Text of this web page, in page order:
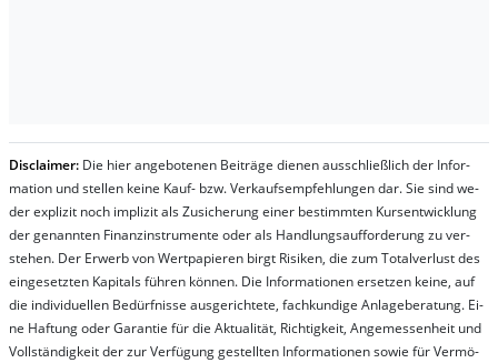
Dis­clai­mer: Die hier an­ge­bo­te­nen Bei­trä­ge die­nen aus­schließ­lich der In­for­
ma­t­ion und stel­len kei­ne Kauf- bzw. Ver­kaufs­em­pfeh­lung­en dar. Sie sind we­
der ex­pli­zit noch im­pli­zit als Zu­sich­er­ung ei­ner be­stim­mt­en Kurs­ent­wick­lung
der ge­nan­nt­en Fi­nanz­in­stru­men­te oder als Handl­ungs­auf­for­der­ung zu ver­
steh­en. Der Er­werb von Wert­pa­pier­en birgt Ri­si­ken, die zum To­tal­ver­lust des
ein­ge­setz­ten Ka­pi­tals füh­ren kön­nen. Die In­for­ma­tion­en er­setz­en kei­ne, auf
die in­di­vi­du­el­len Be­dür­fnis­se aus­ge­rich­te­te, fach­kun­di­ge An­la­ge­be­ra­tung. Ei­
ne Haf­tung oder Ga­ran­tie für die Ak­tu­ali­tät, Rich­tig­keit, An­ge­mes­sen­heit und
Vol­lständ­ig­keit der zur Ver­fü­gung ge­stel­lt­en In­for­ma­tion­en so­wie für Ver­mö­